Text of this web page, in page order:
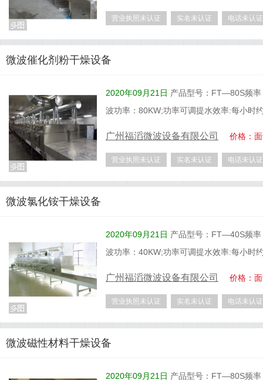
营业执照未认证 实名未认证 电话未认证
微波催化剂粉干燥设备
2020年09月21日 产品型号：FT—80S频率
波功率：80KW;功率可调提水效率:每小时
广州福滔微波设备有限公司 价格：
营业执照未认证 实名未认证 电话未认证
微波氯化铵干燥设备
2020年09月21日 产品型号：FT—40S频率
波功率：40KW;功率可调提水效率:每小时
广州福滔微波设备有限公司 价格：
营业执照未认证 实名未认证 电话未认证
微波磁性材料干燥设备
2020年09月21日 产品型号：FT—80S频率